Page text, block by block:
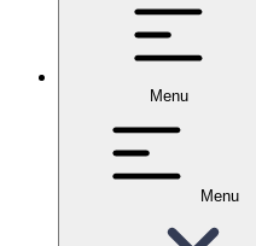
Menu
Menu